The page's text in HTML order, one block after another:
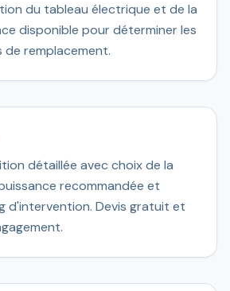
du tableau électrique et de la
disponible pour déterminer les
remplacement.
détaillée avec choix de la
recommandée et
d'intervention. Devis gratuit et